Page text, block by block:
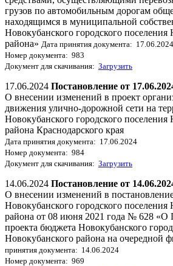
грузов по автомобильным дорогам
находящимся в муниципальной
Новокубанского городского поселения
района» Дата принятия документа: 17.06.2024
Номер документа: 983
Документ для скачивания: Загрузить
17.06.2024 Постановление от
О внесении изменений в проект
движения улично-дорожной сети на
Новокубанского городского поселения
района Краснодарского края
Дата принятия документа: 17.06.2024
Номер документа: 984
Документ для скачивания: Загрузить
14.06.2024 Постановление от
О внесении изменений в
Новокубанского городского поселения
района от 08 июня 2021 года № 628 «О
проекта бюджета Новокубанского
Новокубанского района на очередной
принятия документа: 14.06.2024
Номер документа: 969